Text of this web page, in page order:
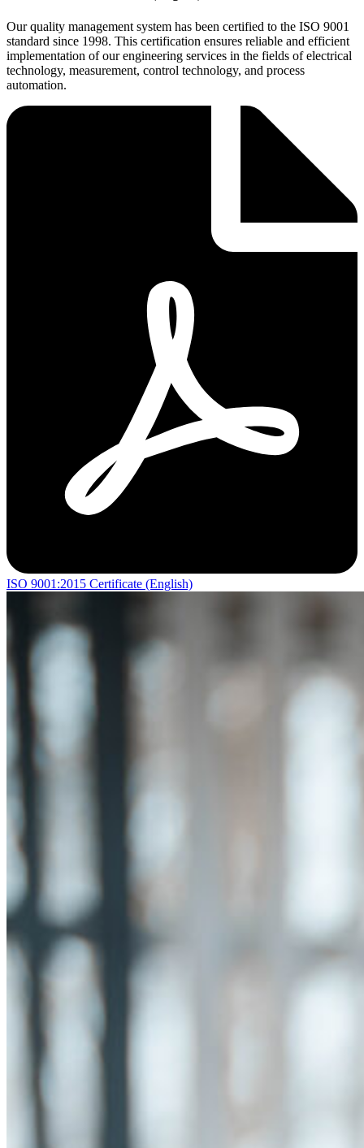
Our quality management system has been certified to the ISO 9001
standard since 1998. This certification ensures reliable and efficient
implementation of our engineering services in the fields of electrical
technology, measurement, control technology, and process
automation.
ISO 9001:2015 Certificate (English)